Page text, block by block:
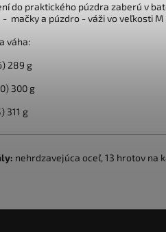
do praktického púzdra zaberú v
mačky a púzdro - váži vo veľkosti M
váha:
289 g
300 g
311 g
nehrdzavejúca oceľ, 13 hrotov na